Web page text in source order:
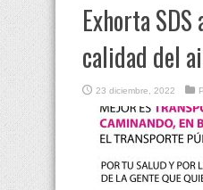
Exhorta
calidad del
23 diciembre, 2022